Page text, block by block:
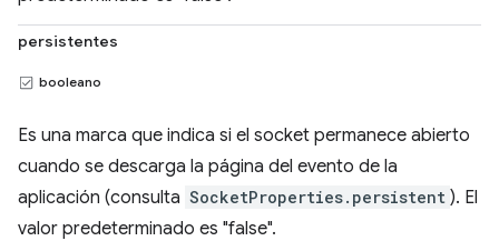
persistentes
booleano
Es una marca que indica si el socket permanece abierto
cuando se descarga la página del evento de la
aplicación (consulta SocketProperties.persistent ). El
valor predeterminado es "false".